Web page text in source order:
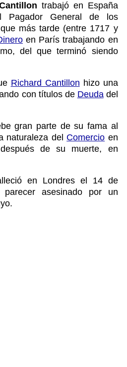
trabajó en España
Pagador General de los
más tarde (entre 1717 y
en París trabajando en
del que terminó siendo
Richard Cantillon hizo una
con títulos de Deudadel
gran parte de su fama al
naturaleza del Comercio en
de su muerte, en
en Londres el 14 de
asesinado por un